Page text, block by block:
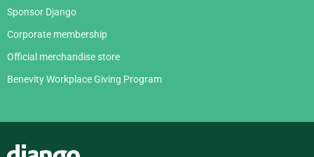
Sponsor Django
Corporate membership
Official merchandise store
Benevity Workplace Giving Program